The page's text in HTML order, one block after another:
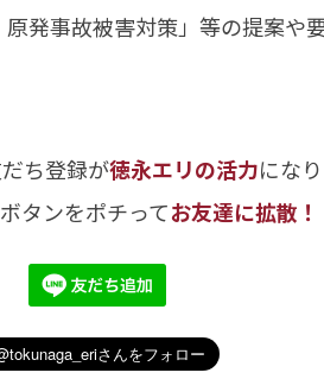
発事故被害対策」等の提案や
ち登録が徳永エリの活力になり
タンをポチってお友達に拡散！